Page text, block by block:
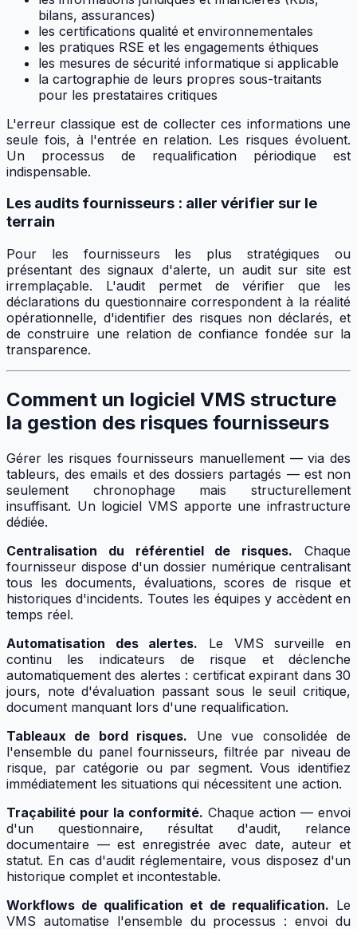
bilans, assurances)
les certifications qualité et environnementales
les pratiques RSE et les engagements éthiques
les mesures de sécurité informatique si applicable
la cartographie de leurs propres sous-traitants
pour les prestataires critiques
L'erreur classique est de collecter ces informations une
seule fois, à l'entrée en relation. Les risques évoluent.
Un processus de requalification périodique est
indispensable.
Les audits fournisseurs : aller vérifier sur le
terrain
Pour les fournisseurs les plus stratégiques ou
présentant des signaux d'alerte, un audit sur site est
irremplaçable. L'audit permet de vérifier que les
déclarations du questionnaire correspondent à la réalité
opérationnelle, d'identifier des risques non déclarés, et
de construire une relation de confiance fondée sur la
transparence.
Comment un logiciel VMS structure
la gestion des risques fournisseurs
Gérer les risques fournisseurs manuellement — via des
tableurs, des emails et des dossiers partagés — est non
seulement chronophage mais structurellement
insuffisant. Un logiciel VMS apporte une infrastructure
dédiée.
Centralisation du référentiel de risques. Chaque
fournisseur dispose d'un dossier numérique centralisant
tous les documents, évaluations, scores de risque et
historiques d'incidents. Toutes les équipes y accèdent en
temps réel.
Automatisation des alertes. Le VMS surveille en
continu les indicateurs de risque et déclenche
automatiquement des alertes : certificat expirant dans 30
jours, note d'évaluation passant sous le seuil critique,
document manquant lors d'une requalification.
Tableaux de bord risques. Une vue consolidée de
l'ensemble du panel fournisseurs, filtrée par niveau de
risque, par catégorie ou par segment. Vous identifiez
immédiatement les situations qui nécessitent une action.
Traçabilité pour la conformité. Chaque action — envoi
d'un questionnaire, résultat d'audit, relance
documentaire — est enregistrée avec date, auteur et
statut. En cas d'audit réglementaire, vous disposez d'un
historique complet et incontestable.
Workflows de qualification et de requalification. Le
VMS automatise l'ensemble du processus : envoi du